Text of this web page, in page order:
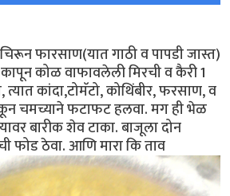
फारसाण(यात गाठी व पापडी जास्त)
कोळ वाफावलेली मिरची व कैरी 1
कांदा,टोमॅटो, कोथिंबीर, फरसाण, व
चमच्याने फटाफट हलवा. मग ही भेळ
बारीक शेव टाका. बाजूला दोन
फोड ठेवा. आणि मारा कि ताव